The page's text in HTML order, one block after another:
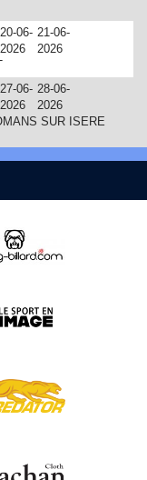
20-06-
2026
21-06-
2026
27-06-
2026
28-06-
2026
SUR ISERE